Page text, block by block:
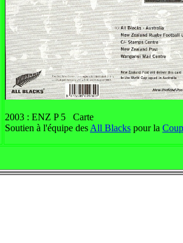
2003 : ENZ P 5 Carte
Soutien à l'équipe des All Blacks pour la